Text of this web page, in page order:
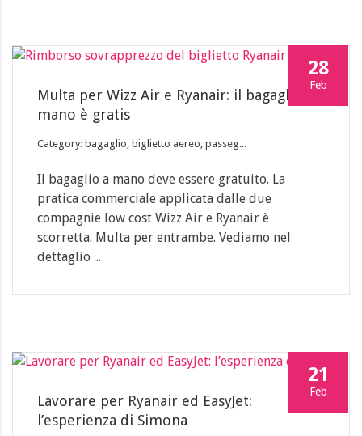
28
Feb
Multa per Wizz Air e Ryanair: il bagaglio a
mano è gratis
Category: bagaglio, biglietto aereo, passeg...
Il bagaglio a mano deve essere gratuito. La
pratica commerciale applicata dalle due
compagnie low cost Wizz Air e Ryanair è
scorretta. Multa per entrambe. Vediamo nel
dettaglio ...
21
Feb
Lavorare per Ryanair ed EasyJet:
l’esperienza di Simona